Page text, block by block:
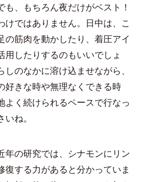
も、もちろん夜だけがベスト！
けではありません。日中は、こ
の筋肉を動かしたり、着圧アイ
用したりするのもいいでしょ
しのなかに溶け込ませながら、
好きな時や無理なくできる時
よく続けられるペースで行なっ
ね。
年の研究では、シナモンにリン
復する力があると分かっていま